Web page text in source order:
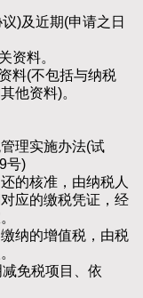
)及近期(申请之日
料。
料(不包括与纳税
他资料)。
理实施办法(试
号)
的核准，由纳税人
应的缴税凭证，经
纳的增值税，由税
免税项目、依